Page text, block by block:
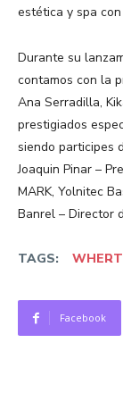
estética y spa
Durante su
contamos con la
Ana Serradilla,
prestigiados
siendo participes
Joaquin Pinar –
MARK, Yolnitec
Banrel – Director
TAGS:
Facebook